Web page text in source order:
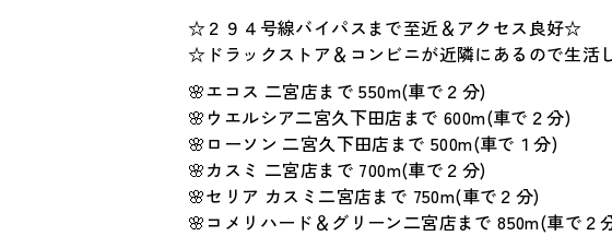
☆２９４号線バイパスまで至近＆アクセス良好☆
☆ドラックストア＆コンビニが近隣にあるので生活
🌸エコス 二宮店まで 550m(車で２分)
🌸ウエルシア二宮久下田店まで 600m(車で２分)
🌸ローソン 二宮久下田店まで 500m(車で１分)
🌸カスミ 二宮店まで 700m(車で２分)
🌸セリア カスミ二宮店まで 750m(車で２分)
🌸コメリハード＆グリーン二宮店まで 850m(車で２